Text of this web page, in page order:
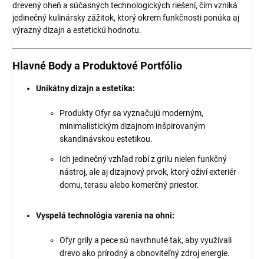
drevený oheň a súčasných technologických riešení, čím vzniká
jedinečný kulinársky zážitok, ktorý okrem funkčnosti ponúka aj
výrazný dizajn a estetickú hodnotu.
Hlavné Body a Produktové Portfólio
Unikátny dizajn a estetika:
Produkty Ofyr sa vyznačujú moderným,
minimalistickým dizajnom inšpirovaným
skandinávskou estetikou.
Ich jedinečný vzhľad robí z grilu nielen funkčný
nástroj, ale aj dizajnový prvok, ktorý oživí exteriér
domu, terasu alebo komerčný priestor.
Vyspelá technológia varenia na ohni:
Ofyr grily a pece sú navrhnuté tak, aby využívali
drevo ako prírodný a obnoviteľný zdroj energie.